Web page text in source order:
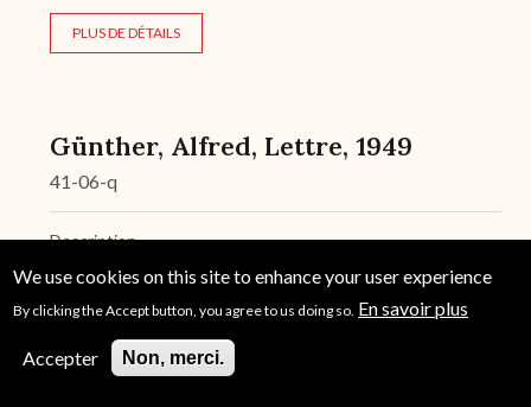
PLUS DE DÉTAILS
Günther, Alfred, Lettre, 1949
41-06-q
Description
Stuttgart, 10/08/1949 – 1 feuillet dactylographié
We use cookies on this site to enhance your user experience
By clicking the Accept button, you agree to us doing so. En savoir plus
Accepter Non, merci.